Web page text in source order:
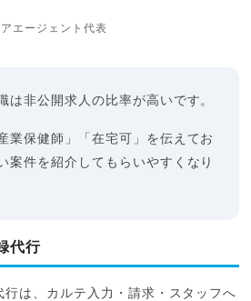
エージェント代表
は非公開求人の比率が高いです。
業保健師」「在宅可」を伝えてお
案件を紹介してもらいやすくなり
代行
は、カルテ入力・請求・スタッフへ